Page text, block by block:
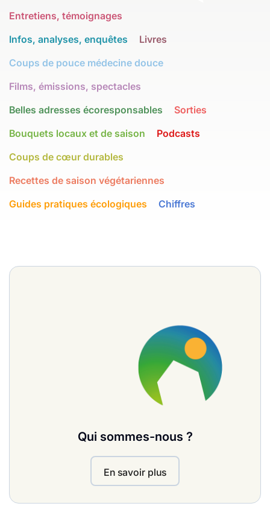
Entretiens, témoignages
Infos, analyses, enquêtes
Livres
Coups de pouce médecine douce
Films, émissions, spectacles
Belles adresses écoresponsables
Sorties
Bouquets locaux et de saison
Podcasts
Coups de cœur durables
Recettes de saison végétariennes
Guides pratiques écologiques
Chiffres
Qui sommes-nous ?
En savoir plus